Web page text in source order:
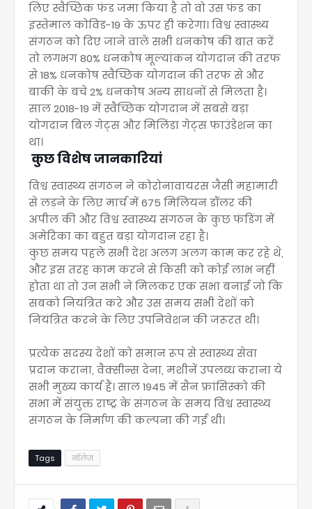
लिए स्वैच्छिक फंड जमा किया है तो वो उस फंड का
इस्तेमाल कोविड-19 के ऊपर ही करेगा। विश्व स्वास्थ्य
संगठन को दिए जाने वाले सभी धनकोष की बात करें
तो लगभग 80% धनकोष मूल्यांकन योगदान की तरफ
से 18% धनकोष स्वैच्छिक योगदान की तरफ से और
बाकी के बचे 2% धनकोष अन्य साधनों से मिलता है।
साल 2018-19 में स्वैच्छिक योगदान में सबसे बड़ा
योगदान बिल गेट्स और मिलिंडा गेट्स फाउंडेशन का
था।
कुछ विशेष जानकारियां
विश्व स्वास्थ्य संगठन ने कोरोनावायरस जैसी महामारी
से लड़ने के लिए मार्च में 675 मिलियन डॉलर की
अपील की और विश्व स्वास्थ्य संगठन के कुछ फंडिंग में
अमेरिका का बहुत बड़ा योगदान रहा है।
कुछ समय पहले सभी देश अलग अलग काम कर रहे थे,
और इस तरह काम करने से किसी को कोई लाभ नहीं
होता था तो उन सभी ने मिलकर एक सभा बनाई जो कि
सबको नियंत्रित करे और उस समय सभी देशों को
नियंत्रित करने के लिए उपनिवेशन की जरूरत थी।
प्रत्येक सदस्य देशों को समान रूप से स्वास्थ्य सेवा
प्रदान कराना, वैक्सीन्स देना, मशीनें उपलब्ध कराना ये
सभी मुख्य कार्य हैं। साल 1945 में सैन फ्रांसिस्को की
सभा में संयुक्त राष्ट्र के संगठन के समय विश्व स्वास्थ्य
संगठन के निर्माण की कल्पना की गई थी।
Tags नॉलेज